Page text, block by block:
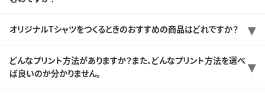
オリジナルTシャツをつくるときのおすすめの商品はどれですか？
どんなプリント方法がありますか？また、どんなプリント方法を選べ
ば良いのか分かりません。